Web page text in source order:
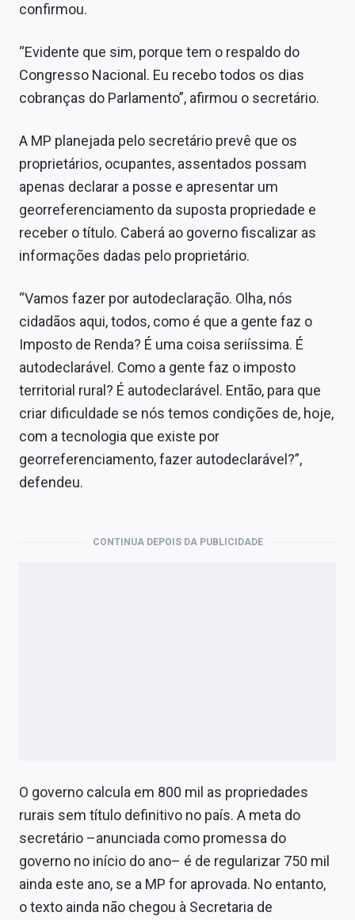
confirmou.
“Evidente que sim, porque tem o respaldo do
Congresso Nacional. Eu recebo todos os dias
cobranças do Parlamento”, afirmou o secretário.
A MP planejada pelo secretário prevê que os
proprietários, ocupantes, assentados possam
apenas declarar a posse e apresentar um
georreferenciamento da suposta propriedade e
receber o título. Caberá ao governo fiscalizar as
informações dadas pelo proprietário.
“Vamos fazer por autodeclaração. Olha, nós
cidadãos aqui, todos, como é que a gente faz o
Imposto de Renda? É uma coisa seriíssima. É
autodeclarável. Como a gente faz o imposto
territorial rural? É autodeclarável. Então, para que
criar dificuldade se nós temos condições de, hoje,
com a tecnologia que existe por
georreferenciamento, fazer autodeclarável?”,
defendeu.
CONTINUA DEPOIS DA PUBLICIDADE
O governo calcula em 800 mil as propriedades
rurais sem título definitivo no país. A meta do
secretário –anunciada como promessa do
governo no início do ano– é de regularizar 750 mil
ainda este ano, se a MP for aprovada. No entanto,
o texto ainda não chegou à Secretaria de